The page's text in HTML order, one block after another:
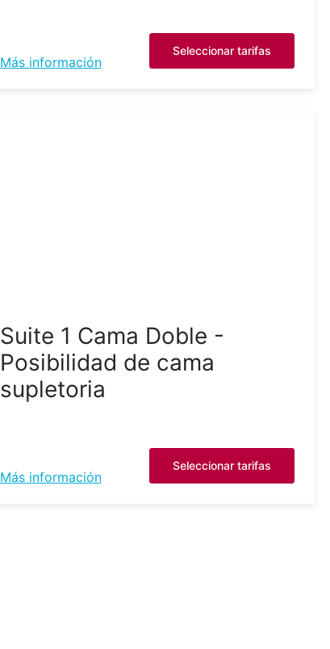
Más información
Seleccionar tarifas
Suite 1 Cama Doble -
Posibilidad de cama
supletoria
Más información
Seleccionar tarifas